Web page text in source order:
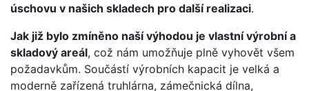
úschovu v našich skladech pro další realizaci.
Jak již bylo zmíněno naší výhodou je vlastní výrobní a
skladový areál, což nám umožňuje plně vyhovět všem
požadavkům. Součástí výrobních kapacit je velká a
moderně zařízená truhlárna, zámečnická dílna,